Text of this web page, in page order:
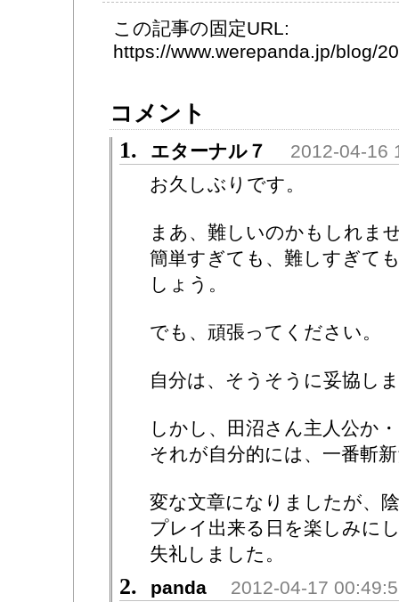
この記事の固定URL:
https://www.werepanda.jp/blog/
コメント
1. エターナル７
2012-04-16
お久しぶりです。
まあ、難しいのかもしれま
簡単すぎても、難しすぎて
しょう。
でも、頑張ってください。
自分は、そうそうに妥協し
しかし、田沼さん主人公か
それが自分的には、一番斬
変な文章になりましたが、
プレイ出来る日を楽しみに
失礼しました。
2. panda
2012-04-17